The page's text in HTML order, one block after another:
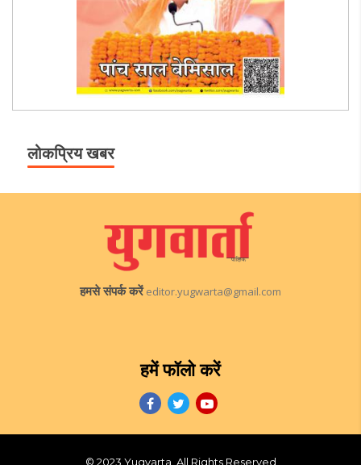
लोकप्रिय खबर
हमसे संपर्क करें editor.yugwarta@gmail.com
हमें फॉलो करें
© 2023 Yugvarta, All Rights Reserved